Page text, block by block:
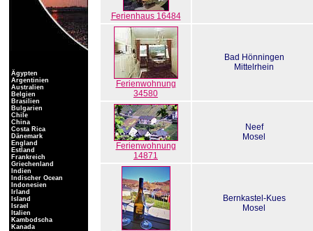
Ferienhaus 16484
Ferienwohnung
34580
Bad Hönningen
Mittelrhein
Ferienwohnung
14871
Neef
Mosel
Bernkastel-Kues
Mosel
Ägypten
Argentinien
Australien
Belgien
Brasilien
Bulgarien
Chile
China
Costa Rica
Dänemark
England
Estland
Frankreich
Griechenland
Indien
Indischer Ocean
Indonesien
Irland
Island
Israel
Italien
Kambodscha
Kanada